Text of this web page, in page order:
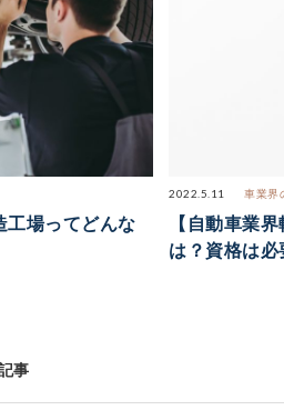
工場ってどんな
2022.5.11 車業界
【自動車業
は？資格は必
事